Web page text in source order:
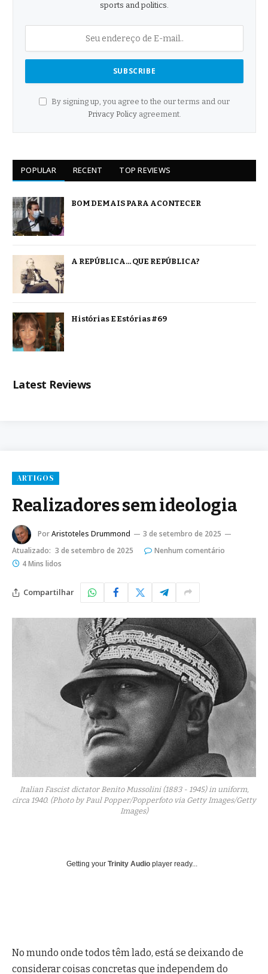
sports and politics.
By signing up, you agree to the our terms and our
Privacy Policyagreement.
POPULAR RECENT TOP REVIEWS
BOM DEMAIS PARA ACONTECER
A REPÚBLICA… QUE REPÚBLICA?
Histórias E Estórias #69
Latest Reviews
ARTIGOS
Realizadores sem ideologia
PorAristoteles Drummond
3 de setembro de 2025
Atualizado: 3 de setembro de 2025
Nenhum comentário
4 Mins lidos
Compartilhar
Italian Fascist dictator Benito Mussolini (1883 - 1945) in uniform,
circa 1940. (Photo by Paul Popper/Popperfoto via Getty Images/Getty
Images)
Getting your Trinity Audio player ready...
No mundo onde todos têm lado, está se deixando de
considerar coisas concretas que independem do